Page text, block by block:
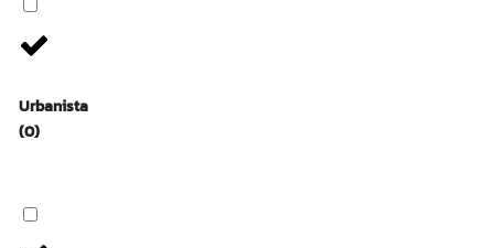
Urbanista
(0)